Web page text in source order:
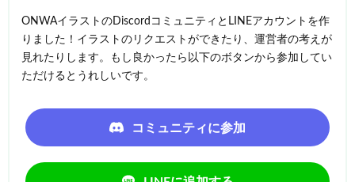
ONWAイラストのDiscordコミュニティとLINEアカウントを作
りました！イラストのリクエストができたり、運営者の考えが
見れたりします。もし良かったら以下のボタンから参加してい
ただけるとうれしいです。
コミュニティに参加